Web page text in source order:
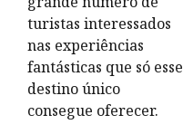
turistas interessados
nas experiências
fantásticas que só esse
destino único
consegue oferecer.